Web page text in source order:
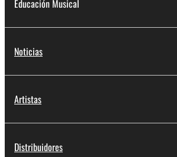
Educación Musical
Noticias
Artistas
Distribuidores